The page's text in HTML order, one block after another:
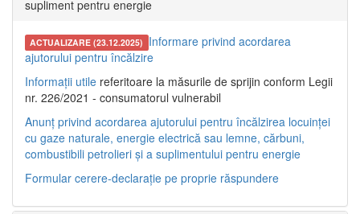
supliment pentru energie
ACTUALIZARE (23.12.2025) Informare privind acordarea
ajutorului pentru încălzire
Informații utile referitoare la măsurile de sprijin conform Legii
nr. 226/2021 - consumatorul vulnerabil
Anunț privind acordarea ajutorului pentru încălzirea locuinței
cu gaze naturale, energie electrică sau lemne, cărbuni,
combustibili petrolieri și a suplimentului pentru energie
Formular cerere-declarație pe proprie răspundere